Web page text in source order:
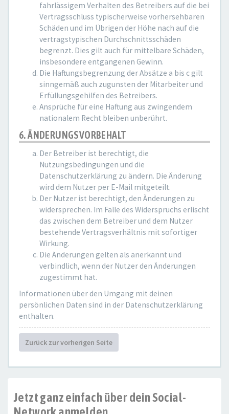
fahrlässigem Verhalten des Betreibers auf die bei
Vertragsschluss typischerweise vorhersehbaren
Schäden und im Übrigen der Höhe nach auf die
vertragstypischen Durchschnittsschäden
begrenzt. Dies gilt auch für mittelbare Schäden,
insbesondere entgangenen Gewinn.
Die Haftungsbegrenzung der Absätze a bis c gilt
sinngemäß auch zugunsten der Mitarbeiter und
Erfüllungsgehilfen des Betreibers.
Ansprüche für eine Haftung aus zwingendem
nationalem Recht bleiben unberührt.
6. ÄNDERUNGSVORBEHALT
Der Betreiber ist berechtigt, die
Nutzungsbedingungen und die
Datenschutzerklärung zu ändern. Die Änderung
wird dem Nutzer per E-Mail mitgeteilt.
Der Nutzer ist berechtigt, den Änderungen zu
widersprechen. Im Falle des Widerspruchs erlischt
das zwischen dem Betreiber und dem Nutzer
bestehende Vertragsverhältnis mit sofortiger
Wirkung.
Die Änderungen gelten als anerkannt und
verbindlich, wenn der Nutzer den Änderungen
zugestimmt hat.
Informationen über den Umgang mit deinen
persönlichen Daten sind in der Datenschutzerklärung
enthalten.
Zurück zur vorherigen Seite
Jetzt ganz einfach über dein Social-